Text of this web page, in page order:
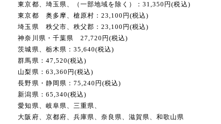
東京都、埼玉県、（一部地域を除く）：31,350円(税込)
東京都 奥多摩、槍原村：23,100円(税込)
埼玉県 秩父市、秩父郡：23,100円(税込)
神奈川県・千葉県 27,720円(税込)
茨城県、栃木県：35,640(税込)
群馬県：47,520(税込)
山梨県：63,360円(税込)
長野県・静岡県：75,240円(税込)
新潟県：65,340(税込)
愛知県、岐阜県、三重県、
大阪府、京都府、兵庫県、奈良県、滋賀県、和歌山県